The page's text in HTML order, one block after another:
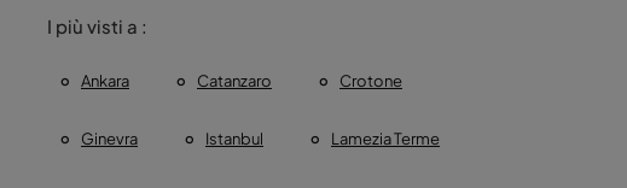
I più visti a :
Ankara Catanzaro Crotone
Ginevra Istanbul Lamezia Terme